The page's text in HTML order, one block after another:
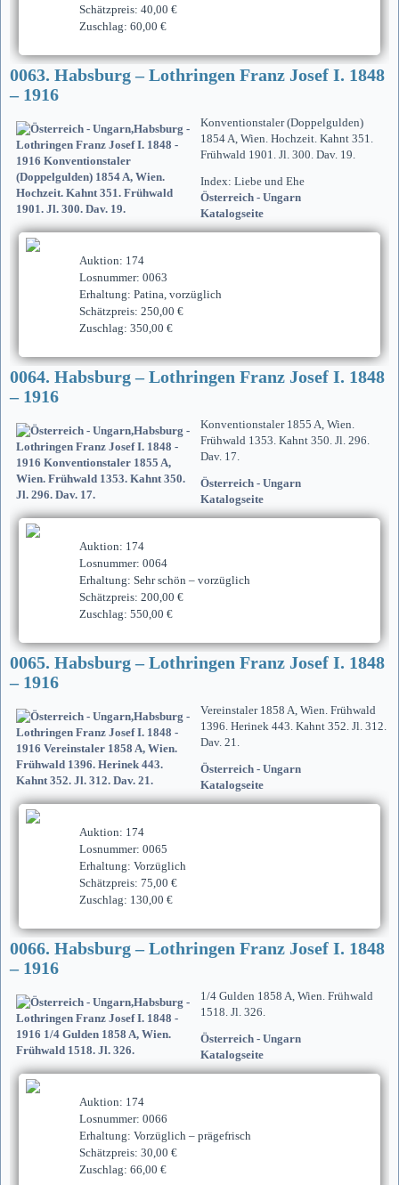
Schätzpreis: 40,00 €
Zuschlag: 60,00 €
0063. Habsburg – Lothringen Franz Josef I. 1848
– 1916
Konventionstaler (Doppelgulden)
1854 A, Wien. Hochzeit. Kahnt 351.
Frühwald 1901. Jl. 300. Dav. 19.
Index: Liebe und Ehe
Österreich - Ungarn
Katalogseite
Auktion: 174
Losnummer: 0063
Erhaltung: Patina, vorzüglich
Schätzpreis: 250,00 €
Zuschlag: 350,00 €
0064. Habsburg – Lothringen Franz Josef I. 1848
– 1916
Konventionstaler 1855 A, Wien.
Frühwald 1353. Kahnt 350. Jl. 296.
Dav. 17.
Österreich - Ungarn
Katalogseite
Auktion: 174
Losnummer: 0064
Erhaltung: Sehr schön – vorzüglich
Schätzpreis: 200,00 €
Zuschlag: 550,00 €
0065. Habsburg – Lothringen Franz Josef I. 1848
– 1916
Vereinstaler 1858 A, Wien. Frühwald
1396. Herinek 443. Kahnt 352. Jl. 312.
Dav. 21.
Österreich - Ungarn
Katalogseite
Auktion: 174
Losnummer: 0065
Erhaltung: Vorzüglich
Schätzpreis: 75,00 €
Zuschlag: 130,00 €
0066. Habsburg – Lothringen Franz Josef I. 1848
– 1916
1/4 Gulden 1858 A, Wien. Frühwald
1518. Jl. 326.
Österreich - Ungarn
Katalogseite
Auktion: 174
Losnummer: 0066
Erhaltung: Vorzüglich – prägefrisch
Schätzpreis: 30,00 €
Zuschlag: 66,00 €